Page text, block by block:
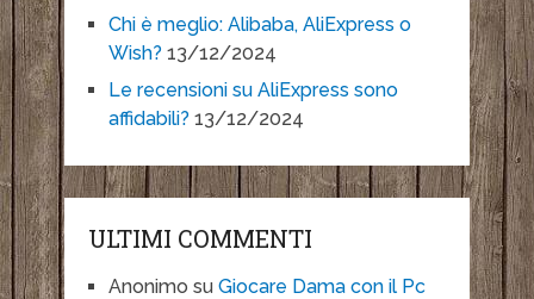
Chi è meglio: Alibaba, AliExpress o
Wish? 13/12/2024
Le recensioni su AliExpress sono
affidabili? 13/12/2024
ULTIMI COMMENTI
Anonimo su Giocare Dama con il Pc